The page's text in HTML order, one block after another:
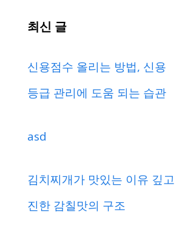
최신 글
신용점수 올리는 방법, 신용
등급 관리에 도움 되는 습관
asd
김치찌개가 맛있는 이유 깊고
진한 감칠맛의 구조